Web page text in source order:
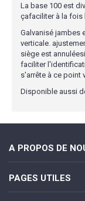
La base 100 est
çafaciliter à la fois
Galvanisé jambes
verticale.
siège est
faciliter
s'arrête à ce point
Disponible aussi
A PROPOS DE
PAGES UTILES